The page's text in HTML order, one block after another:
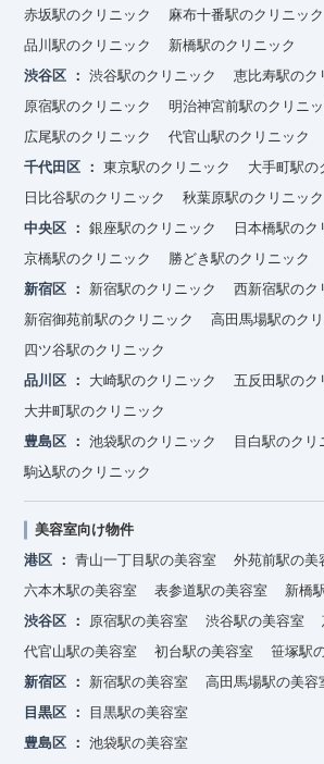
赤坂駅のクリニック
麻布十番駅のクリニック
品川駅のクリニック
新橋駅のクリニック
渋谷区
渋谷駅のクリニック
恵比寿駅のク
原宿駅のクリニック
明治神宮前駅のクリニ
広尾駅のクリニック
代官山駅のクリニック
千代田区
東京駅のクリニック
大手町駅の
日比谷駅のクリニック
秋葉原駅のクリニック
中央区
銀座駅のクリニック
日本橋駅のク
京橋駅のクリニック
勝どき駅のクリニック
新宿区
新宿駅のクリニック
西新宿駅のク
新宿御苑前駅のクリニック
高田馬場駅のク
四ツ谷駅のクリニック
品川区
大崎駅のクリニック
五反田駅のク
大井町駅のクリニック
豊島区
池袋駅のクリニック
目白駅のクリ
駒込駅のクリニック
美容室向け物件
港区
青山一丁目駅の美容室
外苑前駅の美
六本木駅の美容室
表参道駅の美容室
新橋
渋谷区
原宿駅の美容室 渋谷駅の美容室
代官山駅の美容室
初台駅の美容室
笹塚駅
新宿区
新宿駅の美容室
高田馬場駅の美容
目黒区
目黒駅の美容室
豊島区
池袋駅の美容室